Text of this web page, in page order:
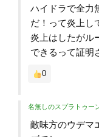
ハイドラで全力
だ！って炎上し
炎上はしたがル
できるって証明
0
名無しのスプラトゥー
敵味方のウデマ